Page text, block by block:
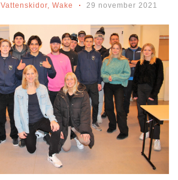
Vattenskidor, Wake 29 november 2021